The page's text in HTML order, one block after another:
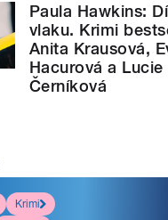
Paula Hawkins:
vlaku. Krimi
Anita Krausová,
Hacurová a Lucie
Černíková
Krimi